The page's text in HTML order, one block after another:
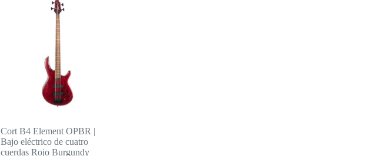
Cort B4 Element OPBR |
Bajo eléctrico de cuatro
cuerdas Rojo Burgundy